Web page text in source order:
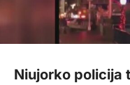
Niujorko policija